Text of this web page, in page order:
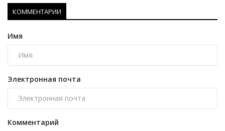
КОММЕНТАРИИ
Имя
Электронная почта
Комментарий